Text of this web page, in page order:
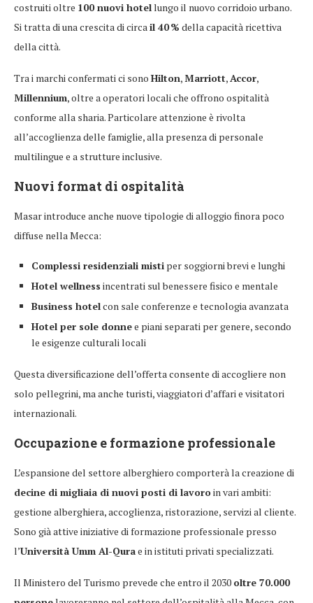
costruiti oltre 100 nuovi hotellungo il nuovo corridoio urbano.
Si tratta di una crescita di circail 40 % della capacità ricettiva
della città.
Tra i marchi confermati ci sono Hilton,Marriott,Accor,
Millennium, oltre a operatori locali che offrono ospitalità
conforme alla sharia. Particolare attenzione è rivolta
all’accoglienza delle famiglie, alla presenza di personale
multilingue e a strutture inclusive.
Nuovi format di ospitalità
Masar introduce anche nuove tipologie di alloggio finora poco
diffuse nella Mecca:
Complessi residenziali misti per soggiorni brevi e lunghi
Hotel wellness incentrati sul benessere fisico e mentale
Business hotelcon sale conferenze e tecnologia avanzata
Hotel per sole donnee piani separati per genere, secondo
le esigenze culturali locali
Questa diversificazione dell’offerta consente di accogliere non
solo pellegrini, ma anche turisti, viaggiatori d’affari e visitatori
internazionali.
Occupazione e formazione professionale
L’espansione del settore alberghiero comporterà la creazione di
decine di migliaia di nuovi posti di lavoroin vari ambiti:
gestione alberghiera, accoglienza, ristorazione, servizi al cliente.
Sono già attive iniziative di formazione professionale presso
l’Università Umm Al-Qurae in istituti privati specializzati.
Il Ministero del Turismo prevede che entro il 2030 oltre 70.000